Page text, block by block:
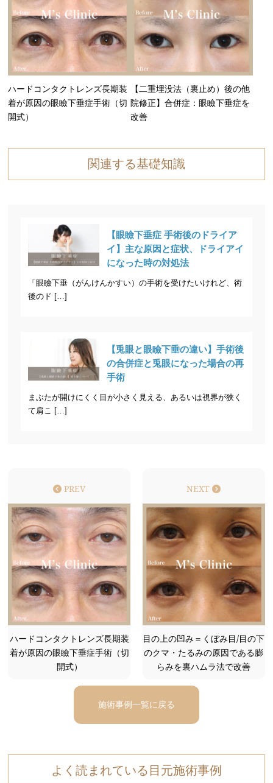
ハードコンタクトレンズ長期装
着が原因の眼瞼下垂症手術（切
開式）
【二重埋没法（裏止め）後の他
院修正】合併症：眼瞼下垂症を
改善
関連する基礎知識
【眼瞼下垂症 手術後のドライア
イ】主な原因と症状、ドライアイ
になった時の対処法
「眼瞼下垂（がんけんかすい）の手術を受けたいけれど、術
後のド […]
【兎眼と眼瞼下垂の違い】手術後
の合併症と兎眼になった場合の再
手術
まぶたが開けにくく目が小さく見える、あるいは視界が狭く
て肩こ […]
PREV
ハードコンタクトレンズ長期装
着が原因の眼瞼下垂症手術（切
開式）
施術事例一覧に戻る
NEXT
目の上の凹み＝くぼみ目/目の下
のクマ・たるみの原因である膨
らみを裏ハムラ法で改善
よく読まれている目元施術事例